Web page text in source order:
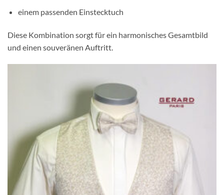
einem passenden Einstecktuch
Diese Kombination sorgt für ein harmonisches Gesamtbild
und einen souveränen Auftritt.